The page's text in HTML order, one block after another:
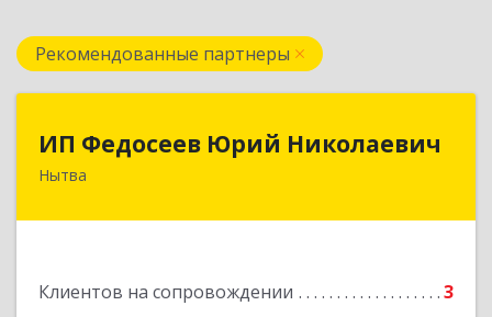
Рекомендованные партнеры
ИП Федосеев Юрий Николаевич
Нытва
Клиентов на сопровождении 3
ИП Федосеев Юрий Николаевич